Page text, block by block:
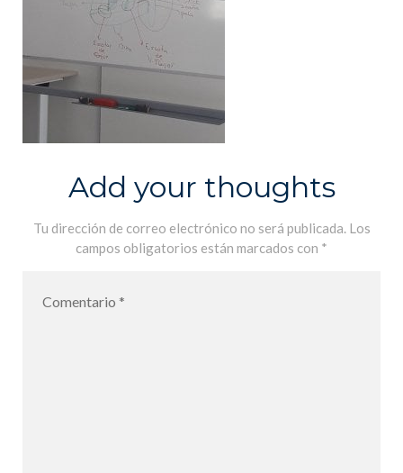
Add your thoughts
Tu dirección de correo electrónico no será publicada. Los
campos obligatorios están marcados con *